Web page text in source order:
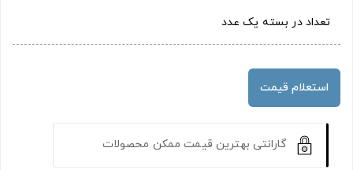
تعداد در بسته یک عدد
استعلام قیمت
گارانتی بهترین قیمت ممکن محصولات